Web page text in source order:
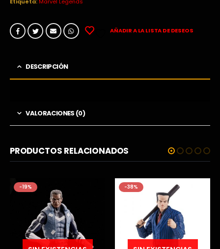
Etiqueta:Marvel Legends
AÑADIR A LA LISTA DE DESEOS
DESCRIPCIÓN
VALORACIONES (0)
PRODUCTOS RELACIONADOS
-19% -38%